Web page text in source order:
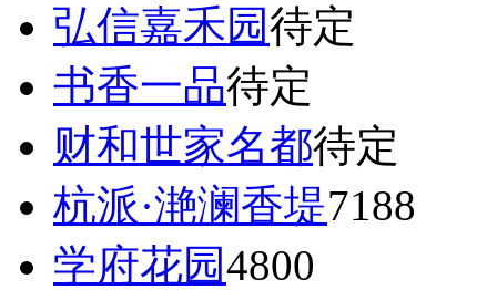
弘信嘉禾园待定
书香一品待定
财和世家名都待定
杭派·滟澜香堤7188
学府花园4800